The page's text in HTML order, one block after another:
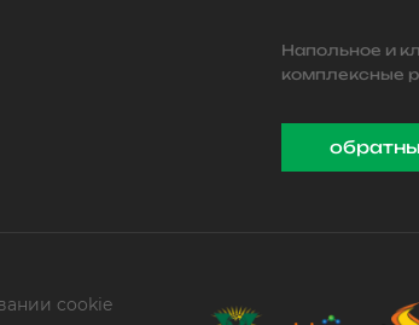
Напольное и
комплексные
cookie